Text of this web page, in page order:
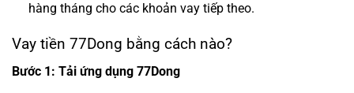
hàng tháng cho các khoản vay tiếp theo.
Vay tiền 77Dong bằng cách nào?
Bước 1: Tải ứng dụng 77Dong